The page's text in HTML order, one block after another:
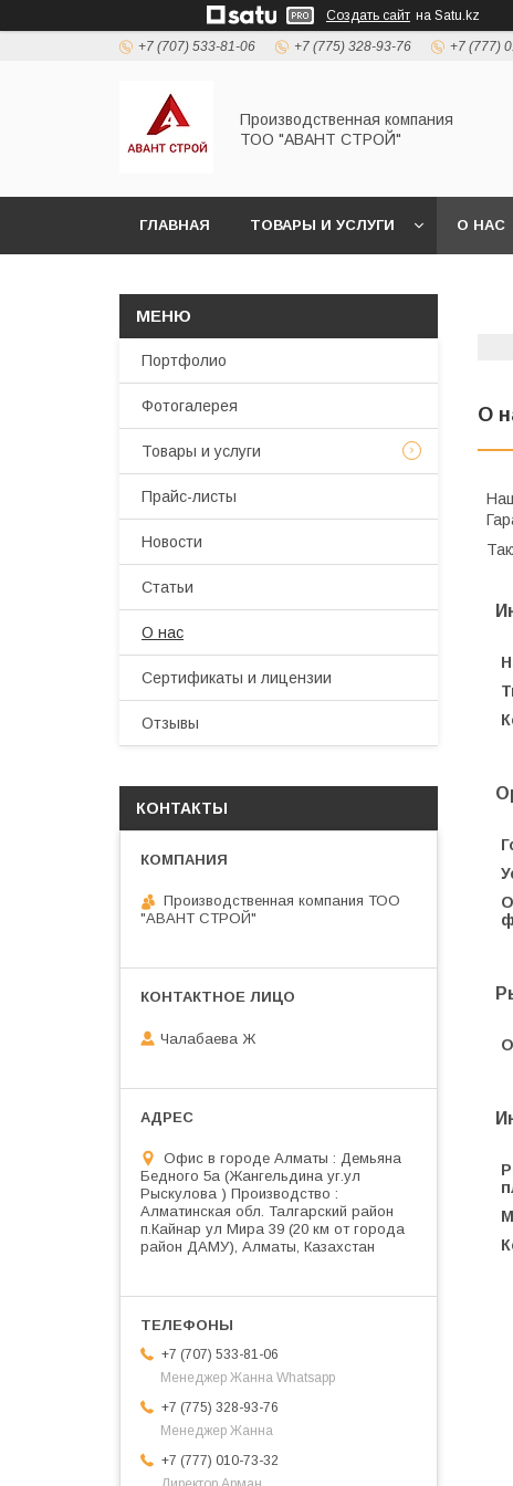
Создать сайт на Satu.kz
+7 (707) 533-81-06 +7 (775) 328-93-76 +7 (777)
Производственная компания
ТОО "АВАНТ СТРОЙ"
ГЛАВНАЯ ТОВАРЫ И УСЛУГИ О НАС
О
Портфолио
Фотогалерея
Товары и услуги
Прайс-листы
Новости
Статьи
О нас
Сертификаты и лицензии
Отзывы
КОНТАКТЫ
Производственная компания ТОО
"АВАНТ СТРОЙ"
Чалабаева Ж
Офис в городе Алматы : Демьяна
Бедного 5а (Жангельдина уг.ул
Рыскулова ) Производство :
Алматинская обл. Талгарский район
п.Кайнар ул Мира 39 (20 км от города
район ДАМУ), Алматы, Казахстан
+7 (707) 533-81-06
Менеджер Жанна Whatsapp
+7 (775) 328-93-76
Менеджер Жанна
+7 (777) 010-73-32